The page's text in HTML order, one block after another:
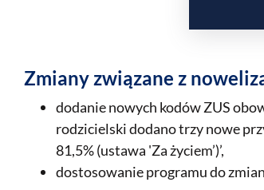
Zmiany związane z
dodanie nowych kodów ZUS
rodzicielski dodano trzy nowe
81,5% (ustawa 'Za życiem’)’,
dostosowanie programu do